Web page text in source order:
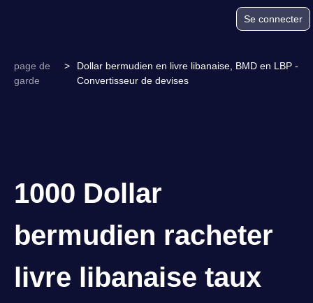
Se connecter
page de
garde
>
Dollar bermudien en livre libanaise, BMD en LBP -
Convertisseur de devises
1000 Dollar
bermudien racheter
livre libanaise taux